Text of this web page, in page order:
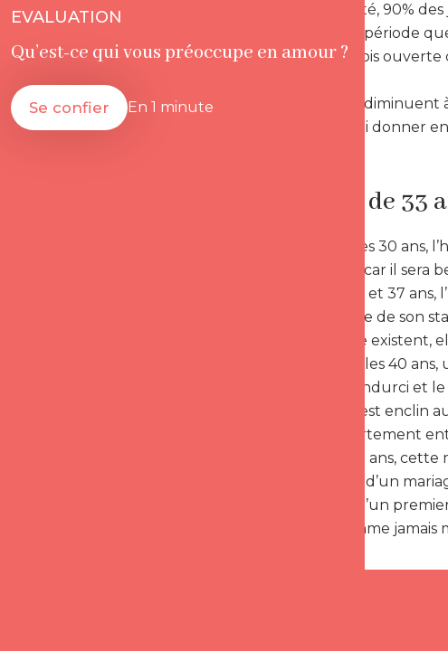
EVALUATION
Qu’est-ce qui vous préoccupe en amour ?
Se confier En 1 minute
Mais en réalité, 90%
c’est à cette période
reste toutefois ouverte
Les chances diminuent
Comment lui donner
Au-delà de 33
A partir de ses 30 ans,
s’il en a une, car il
Entre 33 ans et 37 ans,
s’accommode de son
qu’il se marie
Approchant les 40
célibataire endurci et
Un homme est enclin
Il y pense fortement
à partir de 31 ans,
37, l’optique d’un
probabilité d’un
42 ans, l’homme